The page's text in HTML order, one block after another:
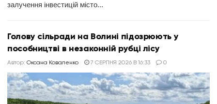
залучення інвестицій місто...
Голову сільради на Волині підозрюють у
пособництві в незаконній рубці лісу
Автор: Оксана Коваленко 7 СЕРПНЯ 2026 В 16:33 0